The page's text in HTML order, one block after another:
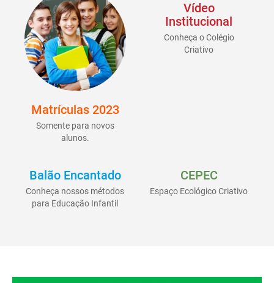
Matrículas 2023
Somente para novos
alunos.
Vídeo
Institucional
Conheça o Colégio
Criativo
Balão Encantado
Conheça nossos métodos
para Educação Infantil
CEPEC
Espaço Ecológico Criativo